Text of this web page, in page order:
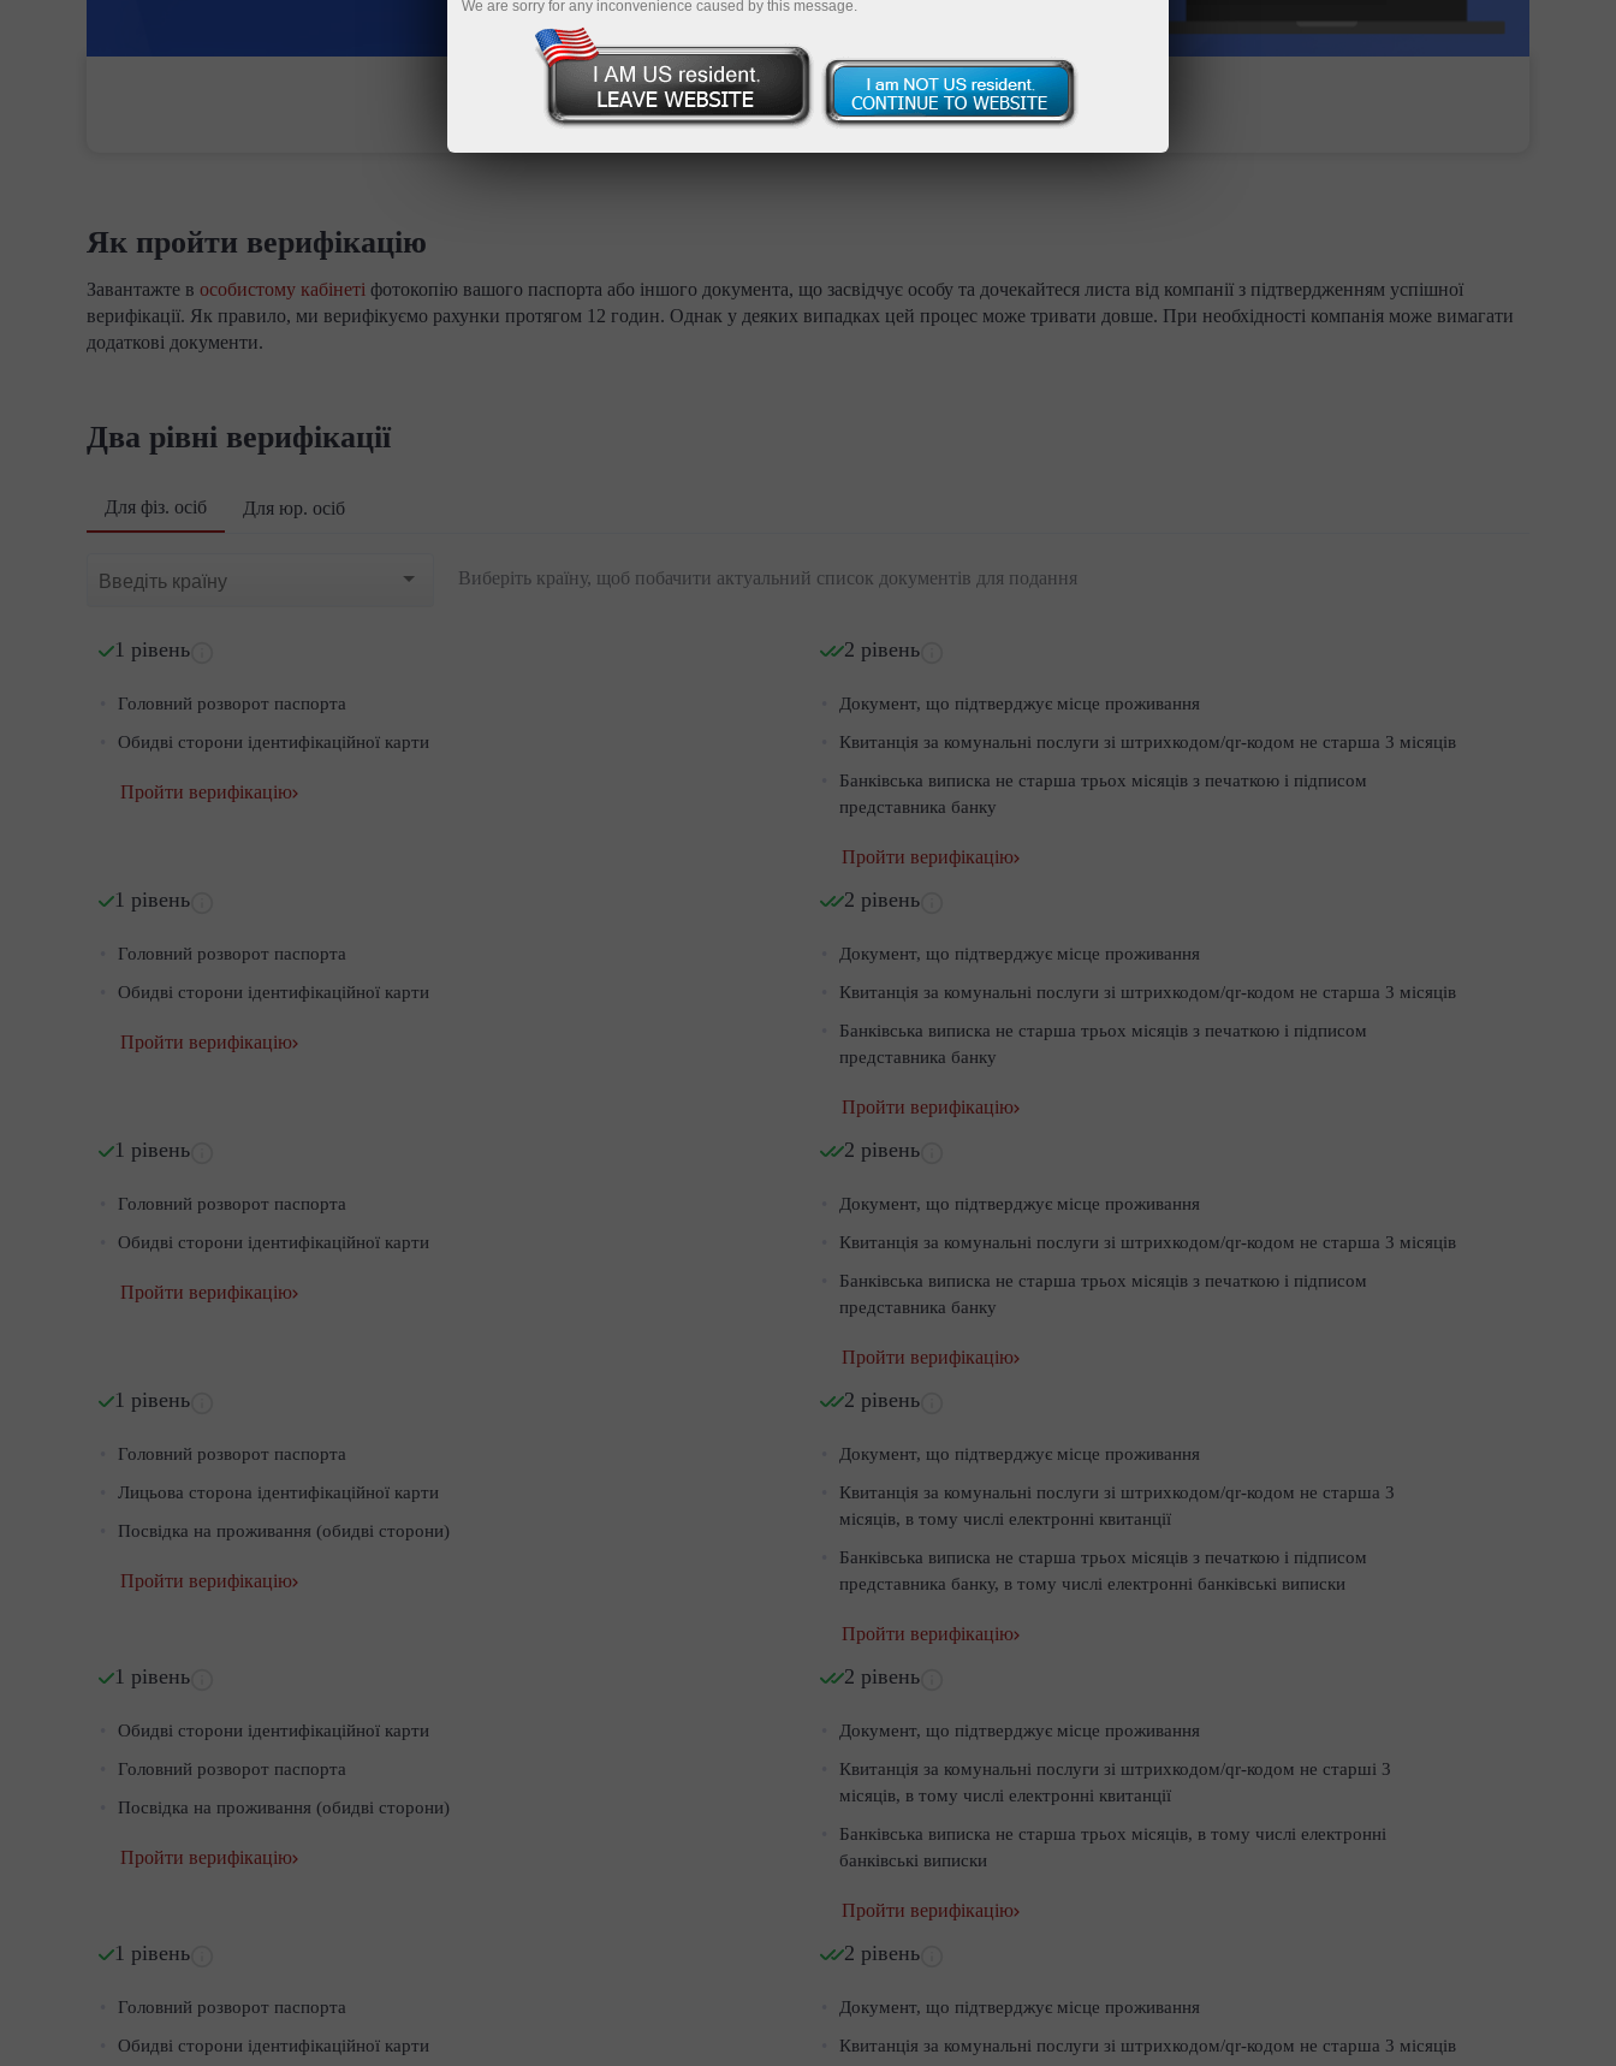
Поповнити торговий
рахунок
Вивести гроші з рахунку
Як пройти верифікацію
Завантажте в особистому кабінеті фотокопію вашого паспорта або іншого документа, що засвідчує особу та дочекайтеся листа від компанії з підтвердженням успішної
верифікації. Як правило, ми верифікуємо рахунки протягом 12 годин. Однак у деяких випадках цей процес може тривати довше. При необхідності компанія може вимагати
додаткові документи.
Два рівні верифікації
Для фіз. осіб Для юр. осіб
Виберіть країну, щоб побачити актуальний список документів для подання
1 рівень
Головний розворот паспорта
Обидві сторони ідентифікаційної карти
Пройти верифікацію
2 рівень
Документ, що підтверджує місце проживання
Квитанція за комунальні послуги зі штрихкодом/qr-кодом не старша 3 місяців
Банківська виписка не старша трьох місяців з печаткою і підписом
представника банку
Пройти верифікацію
1 рівень
Головний розворот паспорта
Обидві сторони ідентифікаційної карти
Пройти верифікацію
2 рівень
Документ, що підтверджує місце проживання
Квитанція за комунальні послуги зі штрихкодом/qr-кодом не старша 3 місяців
Банківська виписка не старша трьох місяців з печаткою і підписом
представника банку
Пройти верифікацію
1 рівень
Головний розворот паспорта
Обидві сторони ідентифікаційної карти
Пройти верифікацію
2 рівень
Документ, що підтверджує місце проживання
Квитанція за комунальні послуги зі штрихкодом/qr-кодом не старша 3 місяців
Банківська виписка не старша трьох місяців з печаткою і підписом
представника банку
Пройти верифікацію
1 рівень
Головний розворот паспорта
Лицьова сторона ідентифікаційної карти
Посвідка на проживання (обидві сторони)
Пройти верифікацію
2 рівень
Документ, що підтверджує місце проживання
Квитанція за комунальні послуги зі штрихкодом/qr-кодом не старша 3
місяців, в тому числі електронні квитанції
Банківська виписка не старша трьох місяців з печаткою і підписом
представника банку, в тому числі електронні банківські виписки
Пройти верифікацію
1 рівень
Обидві сторони ідентифікаційної карти
Головний розворот паспорта
Посвідка на проживання (обидві сторони)
Пройти верифікацію
2 рівень
Документ, що підтверджує місце проживання
Квитанція за комунальні послуги зі штрихкодом/qr-кодом не старші 3
місяців, в тому числі електронні квитанції
Банківська виписка не старша трьох місяців, в тому числі електронні
банківські виписки
Пройти верифікацію
1 рівень
Головний розворот паспорта
Обидві сторони ідентифікаційної карти
2 рівень
Документ, що підтверджує місце проживання
Квитанція за комунальні послуги зі штрихкодом/qr-кодом не старша 3 місяців
We are sorry for any inconvenience caused by this message.